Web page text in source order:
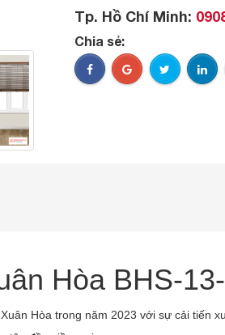
Tp. Hồ Chí Minh:
Chia sẻ:
Hòa BHS-
Hòa trong năm 2023 với sự cải tiến